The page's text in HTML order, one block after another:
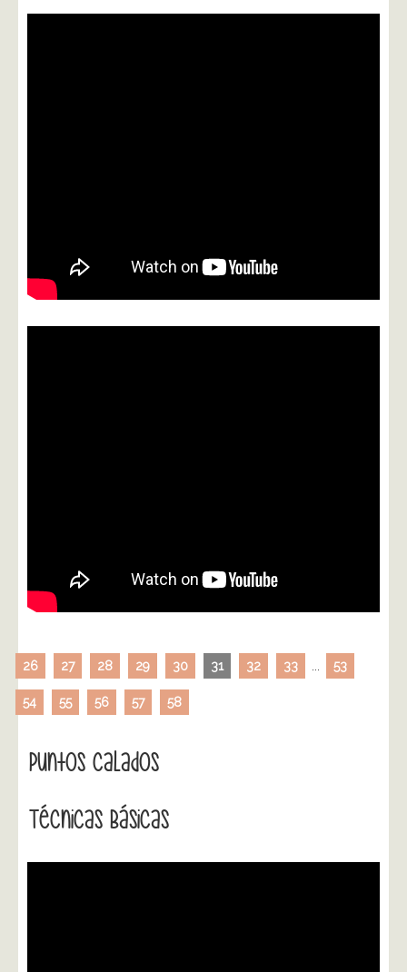
26 27 28 29 30 31 32 33 53
54 55 56 57 58
Puntos Calados
Técnicas Básicas